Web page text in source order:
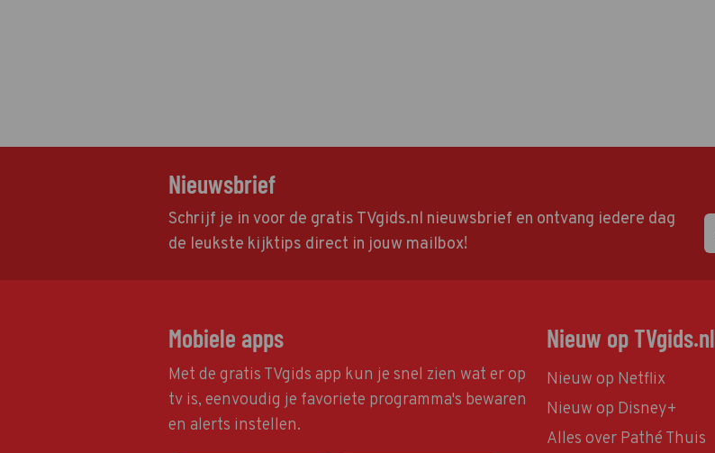
Nieuwsbrief
Schrijf je in voor de gratis TVgids.nl nieuwsbrief en ontvang iedere dag
de leukste kijktips direct in jouw mailbox!
Mobiele apps
Met de gratis TVgids app kun je snel zien wat er op
tv is, eenvoudig je favoriete programma's bewaren
en alerts instellen.
Nieuw op TVgids.nl
Nieuw op Netflix
Nieuw op Disney+
Alles over Pathé Thuis